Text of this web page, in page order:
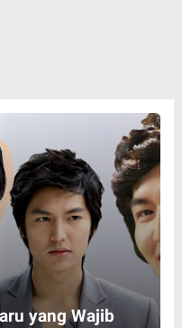
yang Wajib